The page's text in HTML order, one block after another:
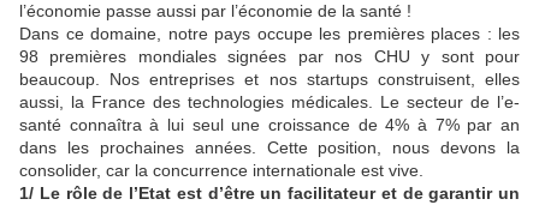
l’économie passe aussi par l’économie de la santé !
Dans ce domaine, notre pays occupe les premières places : les
98 premières mondiales signées par nos CHU y sont pour
beaucoup. Nos entreprises et nos startups construisent, elles
aussi, la France des technologies médicales. Le secteur de l’e-
santé connaîtra à lui seul une croissance de 4% à 7% par an
dans les prochaines années. Cette position, nous devons la
consolider, car la concurrence internationale est vive.
1/ Le rôle de l’Etat est d’être un facilitateur et de garantir un